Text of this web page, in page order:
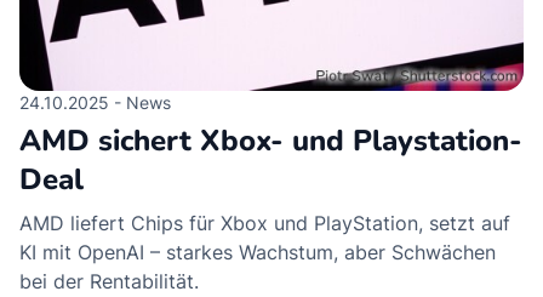
24.10.2025 - News
AMD sichert Xbox- und Playstation-
Deal
AMD liefert Chips für Xbox und PlayStation, setzt auf
KI mit OpenAI – starkes Wachstum, aber Schwächen
bei der Rentabilität.